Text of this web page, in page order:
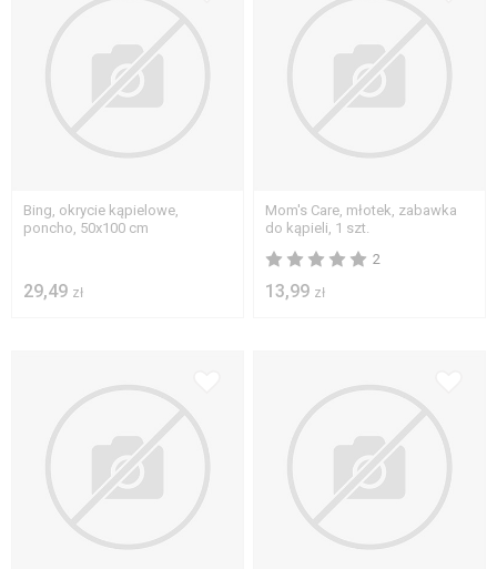
Bing, okrycie kąpielowe,
poncho, 50x100 cm
29,49 zł
Mom's Care, młotek, zabawka
do kąpieli, 1 szt.
2
13,99 zł